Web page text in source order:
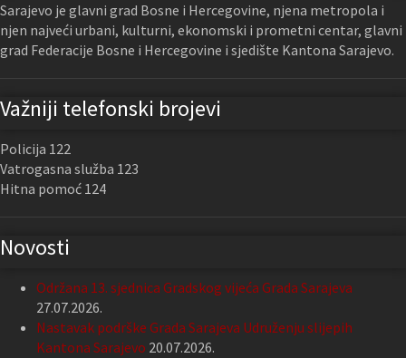
Sarajevo je glavni grad Bosne i Hercegovine, njena metropola i
njen najveći urbani, kulturni, ekonomski i prometni centar, glavni
grad Federacije Bosne i Hercegovine i sjedište Kantona Sarajevo.
Važniji telefonski brojevi
Policija 122
Vatrogasna služba 123
Hitna pomoć 124
Novosti
Održana 13. sjednica Gradskog vijeća Grada Sarajeva
27.07.2026.
Nastavak podrške Grada Sarajeva Udruženju slijepih
Kantona Sarajevo 20.07.2026.